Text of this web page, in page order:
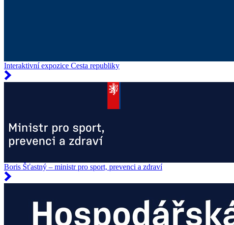
Interaktivní expozice Cesta republiky
Boris Šťastný – ministr pro sport, prevenci a zdraví